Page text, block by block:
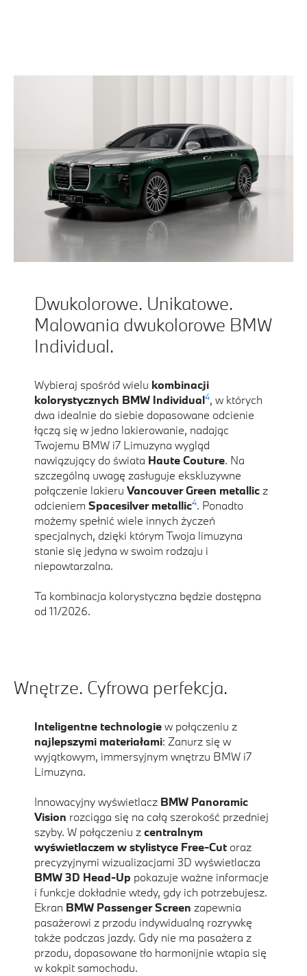
Dwukolorowe. Unikatowe.
Malowania dwukolorowe BMW
Individual.
Wybieraj spośród wielu kombinacji
kolorystycznych BMW Individual4, w których
dwa idealnie do siebie dopasowane odcienie
łączą się w jedno lakierowanie, nadając
Twojemu BMW i7 Limuzyna wygląd
nawiązujący do świata Haute Couture. Na
szczególną uwagę zasługuje ekskluzywne
połączenie lakieru Vancouver Green metallicz
odcieniem Spacesilver metallic4. Ponadto
możemy spełnić wiele innych życzeń
specjalnych, dzięki którym Twoja limuzyna
stanie się jedyna w swoim rodzaju i
niepowtarzalna.
Ta kombinacja kolorystyczna będzie dostępna
od 11/2026.
Wnętrze. Cyfrowa perfekcja.
Inteligentne technologiew połączeniu z
najlepszymi materiałami: Zanurz się w
wyjątkowym, immersyjnym wnętrzu BMW i7
Limuzyna.
Innowacyjny wyświetlacz BMW Panoramic
Vision rozciąga się na całą szerokość przedniej
szyby. W połączeniu zcentralnym
wyświetlaczem w stylistyce Free-Cut oraz
precyzyjnymi wizualizacjami 3D wyświetlacza
BMW 3D Head-Up pokazuje ważne informacje
i funkcje dokładnie wtedy, gdy ich potrzebujesz.
Ekran BMW Passenger Screen zapewnia
pasażerowi z przodu indywidualną rozrywkę
także podczas jazdy. Gdy nie ma pasażera z
przodu, dopasowane tło harmonijnie wtapia się
w kokpit samochodu.